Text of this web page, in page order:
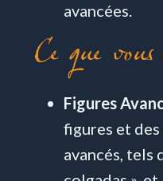
avancées.
Ce que
Figures
figures et
avancés, tels